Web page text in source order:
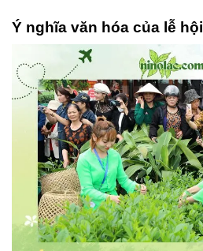
Ý nghĩa văn hóa của lễ hội